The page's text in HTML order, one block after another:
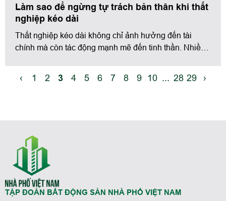
Làm sao để ngừng tự trách bản thân khi thất
nghiệp kéo dài
Thất nghiệp kéo dài không chỉ ảnh hưởng đến tài
chính mà còn tác động mạnh mẽ đến tinh thần. Nhiều
khác. Nếu bạn đang cảm thấy như vậy, hãy biết
‹ 1 2 3 4 5 6 7 8 9 10 ... 28 29 ›
TẬP ĐOÀN BẤT ĐỘNG SẢN NHÀ PHỐ VIỆT NAM